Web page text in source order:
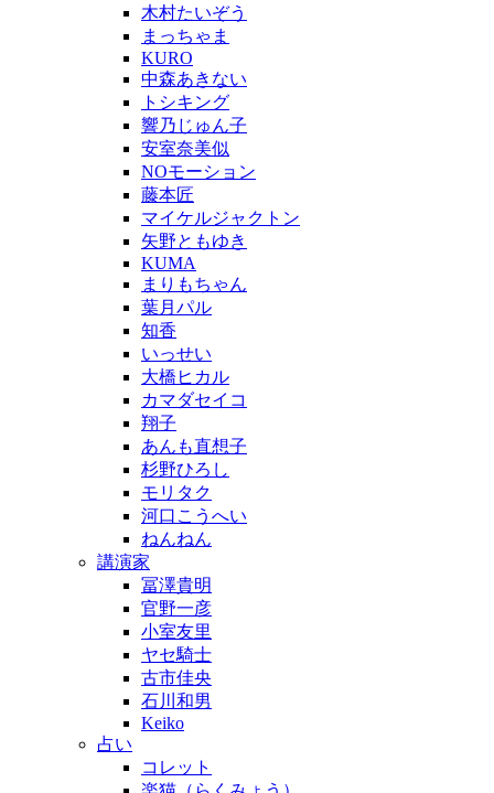
木村たいぞう
まっちゃま
KURO
中森あきない
トシキング
響乃じゅん子
安室奈美似
NOモーション
藤本匠
マイケルジャクトン
矢野ともゆき
KUMA
まりもちゃん
葉月パル
知香
いっせい
大橋ヒカル
カマダセイコ
翔子
あんも直想子
杉野ひろし
モリタク
河口こうへい
ねんねん
講演家
冨澤貴明
官野一彦
小室友里
ヤセ騎士
古市佳央
石川和男
Keiko
占い
コレット